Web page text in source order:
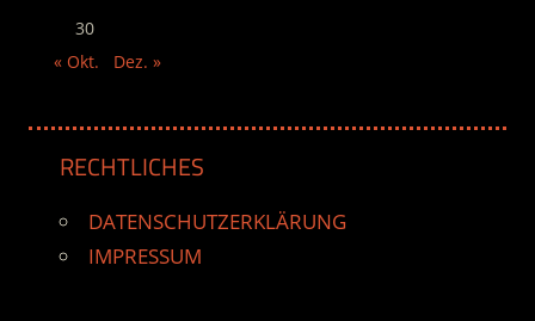
30
« Okt.
Dez. »
RECHTLICHES
DATENSCHUTZERKLÄRUNG
IMPRESSUM